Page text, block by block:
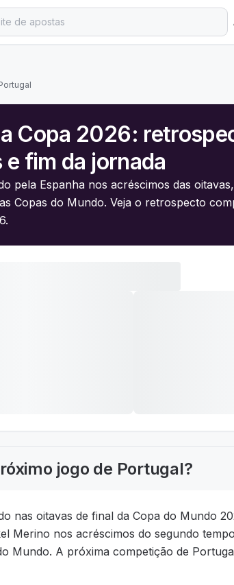
+18 Ministério da Fazenda
Copa 2026:
fim da jornada
pela Espanha nos acréscimos das
Copas do Mundo. Veja o retrospecto
jogo de Portugal?
nas oitavas de final da Copa do Mundo
Merino nos acréscimos do segundo
Mundo. A próxima competição de